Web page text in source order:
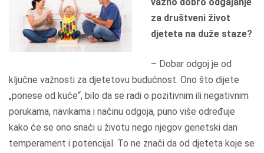
za društveni život
djeteta na duže staze?
– Dobar odgoj je od
ključne važnosti za djetetovu budućnost. Ono što dijete
„ponese od kuće“, bilo da se radi o pozitivnim ili negativnim
porukama, navikama i načinu odgoja, puno više određuje
kako će se ono snaći u životu nego njegov genetski dan
temperament i potencijal. To ne znači da od djeteta koje se